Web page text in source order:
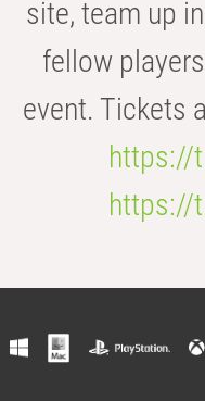
site, team up
fellow
event. Tickets
https://
https://